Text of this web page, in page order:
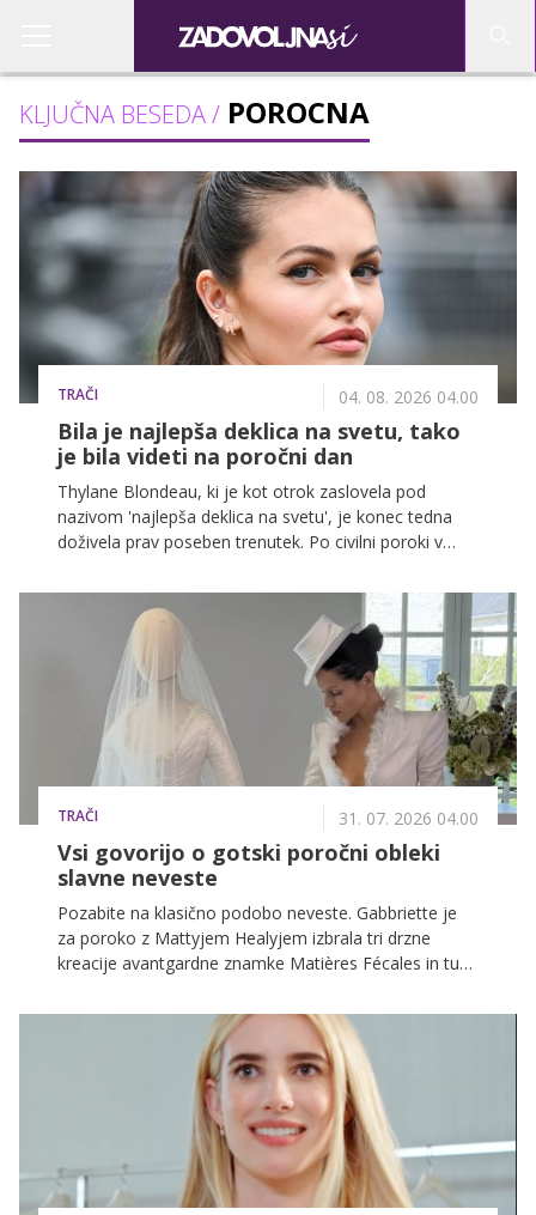
KLJUČNA BESEDA / POROCNA
TRAČI 04. 08. 2026 04.00
Bila je najlepša deklica na svetu, tako
je bila videti na poročni dan
Thylane Blondeau, ki je kot otrok zaslovela pod
nazivom 'najlepša deklica na svetu', je konec tedna
doživela prav poseben trenutek. Po civilni poroki v
še z veliko slovesnostjo na jugu Francije, fotografije z
dogodka pa so navdušile številne oboževalce.
TRAČI 31. 07. 2026 04.00
Vsi govorijo o gotski poročni obleki
slavne neveste
Pozabite na klasično podobo neveste. Gabbriette je
za poroko z Mattyjem Healyjem izbrala tri drzne
kreacije avantgardne znamke Matières Fécales in tudi
nekonvencionalni estetiki. Največ pozornosti je
pritegnila bela poročna obleka, ki je bila vse prej kot